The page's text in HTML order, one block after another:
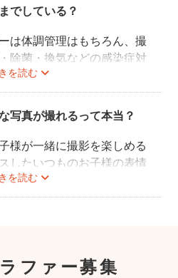
パパ・ママ世代のカメラマ
籍。
ンでも指名料は一切ござい
すい料金体系も人気のポイ
でしている？
を読む
は体調管理はもちろん、撮
除菌・換気などの感染症対
に努めます。
家族のペースに合わせなが
危険なものがないか注意を
行しますのでご安心くださ
写真が撮れるって本当？
を読む
様が一緒に撮影を楽しめる
したいつものお子様の表情
に長けたプロカメラマンの
ファー募集